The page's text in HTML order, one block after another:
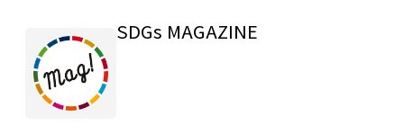
SDGs MAGAZINE